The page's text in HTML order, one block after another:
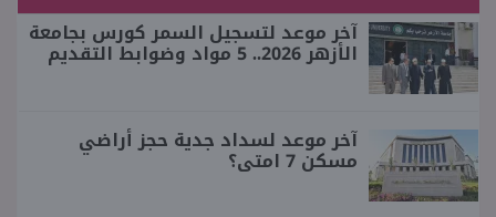
آخر موعد لتسجيل السمر كورس بجامعة
الأزهر 2026.. 5 مواد وضوابط التقديم
آخر موعد لسداد جدية حجز أراضي
مسكن 7 امتى؟